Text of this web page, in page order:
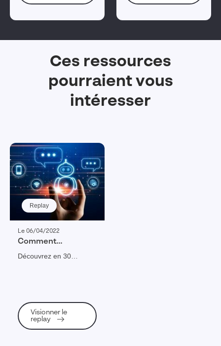
Ces ressources
pourraient vous
intéresser
Replay
Le 06/04/2022
Comment
paramétrer un
Découvrez en 30
expérience intuitive,
rapide et multicanale à
vos clients.
Visionner le
replay